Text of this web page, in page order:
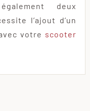
deux
l’ajout d’un
votre scooter